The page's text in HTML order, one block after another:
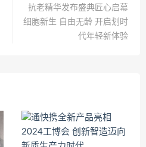
抗老精华发布盛典匠心启幕
细胞新生 自由无龄 开启划时
代年轻新体验